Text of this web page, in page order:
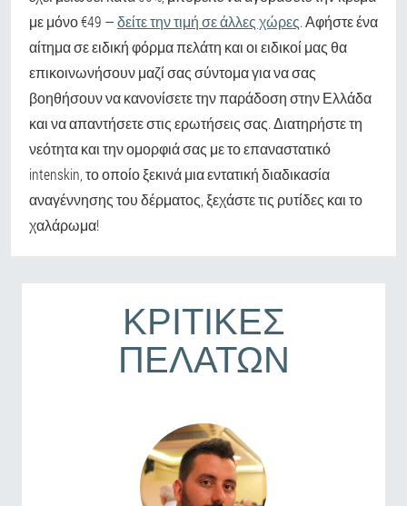
με μόνο €49 —δείτε την τιμή σε άλλες χώρες. Αφήστε ένα
αίτημα σε ειδική φόρμα πελάτη και οι ειδικοί μας θα
επικοινωνήσουν μαζί σας σύντομα για να σας
βοηθήσουν να κανονίσετε την παράδοση στην Ελλάδα
και να απαντήσετε στις ερωτήσεις σας. Διατηρήστε τη
νεότητα και την ομορφιά σας με το επαναστατικό
intenskin, το οποίο ξεκινά μια εντατική διαδικασία
αναγέννησης του δέρματος, ξεχάστε τις ρυτίδες και το
χαλάρωμα!
ΚΡΙΤΙΚΈΣ
ΠΕΛΑΤΏΝ